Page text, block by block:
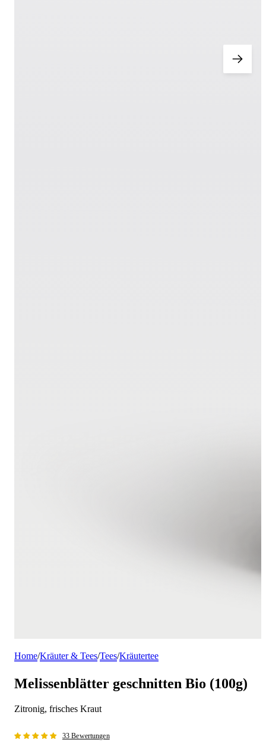
Home/Kräuter & Tees/Tees/Kräutertee
Melissenblätter geschnitten Bio (100g)
Zitronig, frisches Kraut
33 Bewertungen